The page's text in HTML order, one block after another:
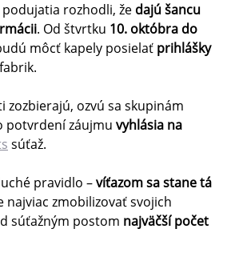
rozhodli, že dajú šancu
. Od štvrtku 10. októbra do
môcť kapely posielať prihlášky
zozbierajú, ozvú sa skupinám
potvrdení záujmu vyhlásia na
súťaž.
pravidlo –víťazom sa stane tá
najviac zmobilizovať svojich
súťažným postom najväčší počet